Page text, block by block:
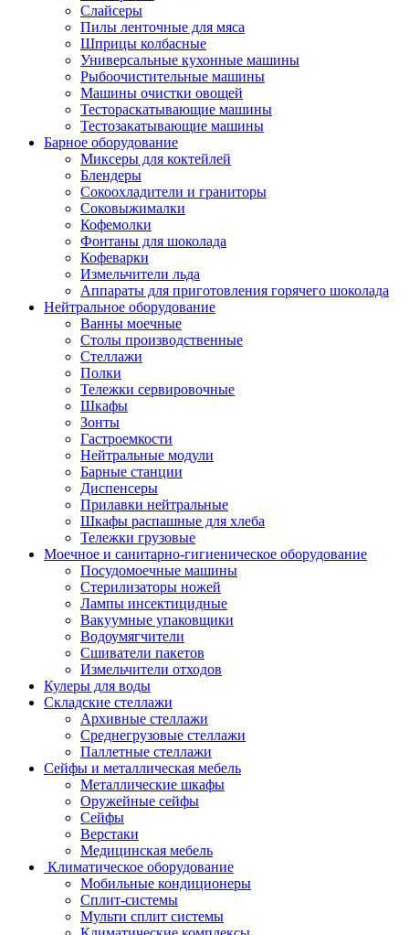
Слайсеры
Пилы ленточные для мяса
Шприцы колбасные
Универсальные кухонные машины
Рыбоочистительные машины
Машины очистки овощей
Тестораскатывающие машины
Тестозакатывающие машины
Барное оборудование
Миксеры для коктейлей
Блендеры
Сокоохладители и граниторы
Соковыжималки
Кофемолки
Фонтаны для шоколада
Кофеварки
Измельчители льда
Аппараты для приготовления горячего шоколада
Нейтральное оборудование
Ванны моечные
Столы производственные
Стеллажи
Полки
Тележки сервировочные
Шкафы
Зонты
Гастроемкости
Нейтральные модули
Барные станции
Диспенсеры
Прилавки нейтральные
Шкафы распашные для хлеба
Тележки грузовые
Моечное и санитарно-гигиеническое оборудование
Посудомоечные машины
Стерилизаторы ножей
Лампы инсектицидные
Вакуумные упаковщики
Водоумягчители
Сшиватели пакетов
Измельчители отходов
Кулеры для воды
Складские стеллажи
Архивные стеллажи
Среднегрузовые стеллажи
Паллетные стеллажи
Сейфы и металлическая мебель
Металлические шкафы
Оружейные сейфы
Сейфы
Верстаки
Медицинская мебель
Климатическое оборудование
Мобильные кондиционеры
Сплит-системы
Мульти сплит системы